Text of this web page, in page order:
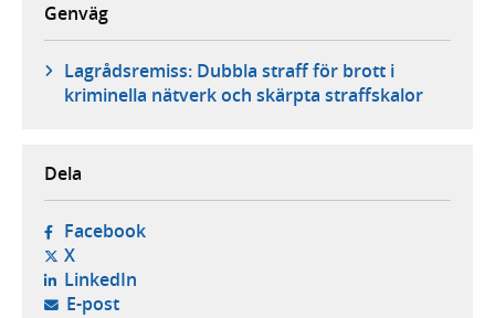
Genväg
Lagrådsremiss: Dubbla straff för brott i
kriminella nätverk och skärpta straffskalor
Dela
Facebook- öppnas i ny flik, extern webbplats,
X- öppnas i ny flik, extern webbplats,
LinkedIn- öppnas i ny flik, extern webbplats,
E-post- öppnar din e-postklient,